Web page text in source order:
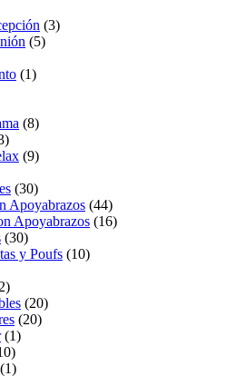
(3)
(5)
(1)
(8)
(9)
(30)
Apoyabrazos (44)
Apoyabrazos (16)
(30)
y Poufs (10)
(20)
(20)
(1)
(1)